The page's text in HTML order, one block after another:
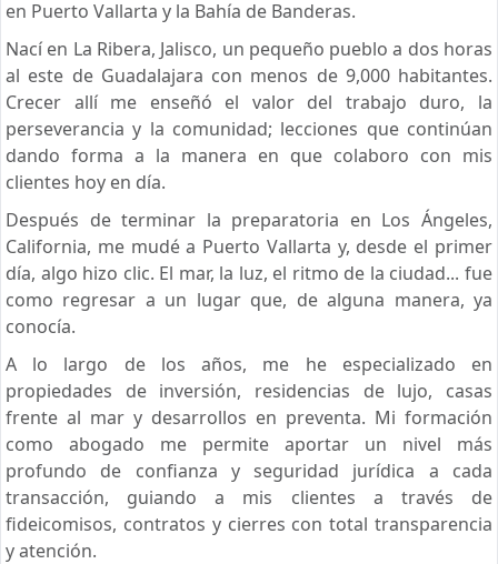
en Puerto Vallarta y la Bahía de Banderas.
Nací en La Ribera, Jalisco, un pequeño pueblo a dos horas
al este de Guadalajara con menos de 9,000 habitantes.
Crecer allí me enseñó el valor del trabajo duro, la
perseverancia y la comunidad; lecciones que continúan
dando forma a la manera en que colaboro con mis
clientes hoy en día.
Después de terminar la preparatoria en Los Ángeles,
California, me mudé a Puerto Vallarta y, desde el primer
día, algo hizo clic. El mar, la luz, el ritmo de la ciudad... fue
como regresar a un lugar que, de alguna manera, ya
conocía.
A lo largo de los años, me he especializado en
propiedades de inversión, residencias de lujo, casas
frente al mar y desarrollos en preventa. Mi formación
como abogado me permite aportar un nivel más
profundo de confianza y seguridad jurídica a cada
transacción, guiando a mis clientes a través de
fideicomisos, contratos y cierres con total transparencia
y atención.